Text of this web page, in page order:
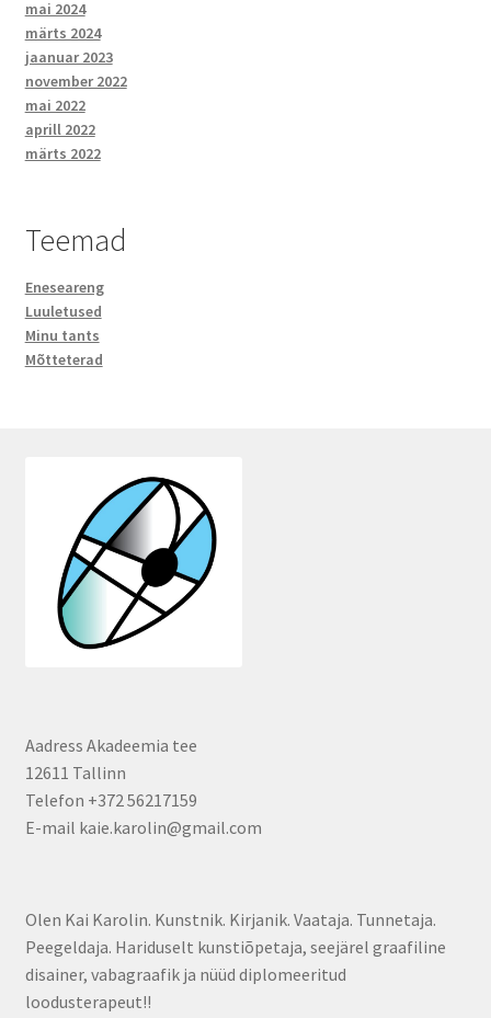
mai 2024
märts 2024
jaanuar 2023
november 2022
mai 2022
aprill 2022
märts 2022
Teemad
Eneseareng
Luuletused
Minu tants
Mõtteterad
Aadress Akadeemia tee
12611 Tallinn
Telefon +372 56217159
E-mail kaie.karolin@gmail.com
Olen Kai Karolin. Kunstnik. Kirjanik. Vaataja. Tunnetaja.
Peegeldaja. Hariduselt kunstiõpetaja, seejärel graafiline
disainer, vabagraafik ja nüüd diplomeeritud
loodusterapeut!!